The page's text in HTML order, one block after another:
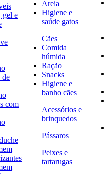
gel e
de
com
Areia
Higiene e
saúde gatos
Cães
Comida
húmida
Ração
Snacks
Higiene e
banho cães
Acessórios e
brinquedos
Pássaros
Peixes e
tartarugas